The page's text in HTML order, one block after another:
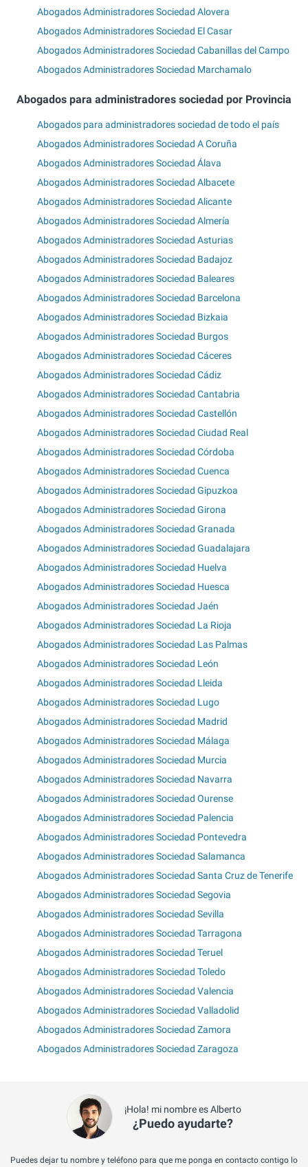
Abogados Administradores Sociedad Alovera
Abogados Administradores Sociedad El Casar
Abogados Administradores Sociedad Cabanillas del Campo
Abogados Administradores Sociedad Marchamalo
Abogados para administradores sociedad por Provincia
Abogados para administradores sociedad de todo el país
Abogados Administradores Sociedad A Coruña
Abogados Administradores Sociedad Álava
Abogados Administradores Sociedad Albacete
Abogados Administradores Sociedad Alicante
Abogados Administradores Sociedad Almería
Abogados Administradores Sociedad Asturias
Abogados Administradores Sociedad Badajoz
Abogados Administradores Sociedad Baleares
Abogados Administradores Sociedad Barcelona
Abogados Administradores Sociedad Bizkaia
Abogados Administradores Sociedad Burgos
Abogados Administradores Sociedad Cáceres
Abogados Administradores Sociedad Cádiz
Abogados Administradores Sociedad Cantabria
Abogados Administradores Sociedad Castellón
Abogados Administradores Sociedad Ciudad Real
Abogados Administradores Sociedad Córdoba
Abogados Administradores Sociedad Cuenca
Abogados Administradores Sociedad Gipuzkoa
Abogados Administradores Sociedad Girona
Abogados Administradores Sociedad Granada
Abogados Administradores Sociedad Guadalajara
Abogados Administradores Sociedad Huelva
Abogados Administradores Sociedad Huesca
Abogados Administradores Sociedad Jaén
Abogados Administradores Sociedad La Rioja
Abogados Administradores Sociedad Las Palmas
Abogados Administradores Sociedad León
Abogados Administradores Sociedad Lleida
Abogados Administradores Sociedad Lugo
Abogados Administradores Sociedad Madrid
Abogados Administradores Sociedad Málaga
Abogados Administradores Sociedad Murcia
Abogados Administradores Sociedad Navarra
Abogados Administradores Sociedad Ourense
Abogados Administradores Sociedad Palencia
Abogados Administradores Sociedad Pontevedra
Abogados Administradores Sociedad Salamanca
Abogados Administradores Sociedad Santa Cruz de Tenerife
Abogados Administradores Sociedad Segovia
Abogados Administradores Sociedad Sevilla
Abogados Administradores Sociedad Tarragona
Abogados Administradores Sociedad Teruel
Abogados Administradores Sociedad Toledo
Abogados Administradores Sociedad Valencia
Abogados Administradores Sociedad Valladolid
Abogados Administradores Sociedad Zamora
Abogados Administradores Sociedad Zaragoza
¡Hola! mi nombre es Alberto
¿Puedo ayudarte?
Puedes dejar tu nombre y teléfono para que me ponga en contacto contigo lo